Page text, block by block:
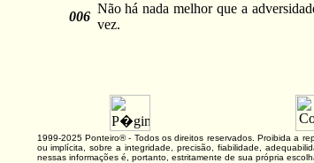
006
Não há nada melhor que a
vez.
1999-2025 Ponteiro® - Todos os direitos reservados. Proibida a
ou implícita, sobre a integridade, precisão, fiabilidade,
nessas informações é, portanto, estritamente de sua própria